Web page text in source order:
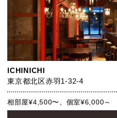
ICHINICHI
東京都北区赤羽1-32-4
相部屋¥4,500〜、個室¥6,000～